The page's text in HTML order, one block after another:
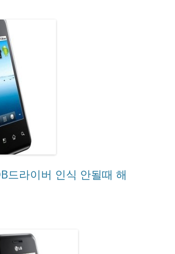
드라이버 인식 안될때 해